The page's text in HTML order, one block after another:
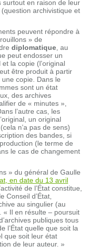
surtout en raison de leur
archivistique et
peuvent répondre à
» de
diplomatique , au
peut endosser un
la copie (l’original
être produit à partir
copie. Dans le
sont un état
des archives
de « minutes »,
l’autre cas, les
un original
n’a pas de sens)
des bandes, si
(le terme de
le cas de changement
» du général de Gaulle
en date du 13 avril
de l’État constitue,
Conseil d’État,
au singulier (au
« Il en résulte – poursuit
publiques tous
l’État quelle que soit la
que soit leur état
de leur auteur. »